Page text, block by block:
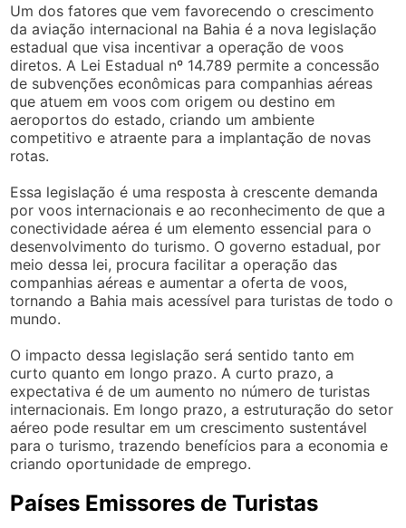
Um dos fatores que vem favorecendo o crescimento
da aviação internacional na Bahia é a nova legislação
estadual que visa incentivar a operação de voos
diretos. A Lei Estadual nº 14.789 permite a concessão
de subvenções econômicas para companhias aéreas
que atuem em voos com origem ou destino em
aeroportos do estado, criando um ambiente
competitivo e atraente para a implantação de novas
rotas.
Essa legislação é uma resposta à crescente demanda
por voos internacionais e ao reconhecimento de que a
conectividade aérea é um elemento essencial para o
desenvolvimento do turismo. O governo estadual, por
meio dessa lei, procura facilitar a operação das
companhias aéreas e aumentar a oferta de voos,
tornando a Bahia mais acessível para turistas de todo o
mundo.
O impacto dessa legislação será sentido tanto em
curto quanto em longo prazo. A curto prazo, a
expectativa é de um aumento no número de turistas
internacionais. Em longo prazo, a estruturação do setor
aéreo pode resultar em um crescimento sustentável
para o turismo, trazendo benefícios para a economia e
criando oportunidade de emprego.
Países Emissores de Turistas